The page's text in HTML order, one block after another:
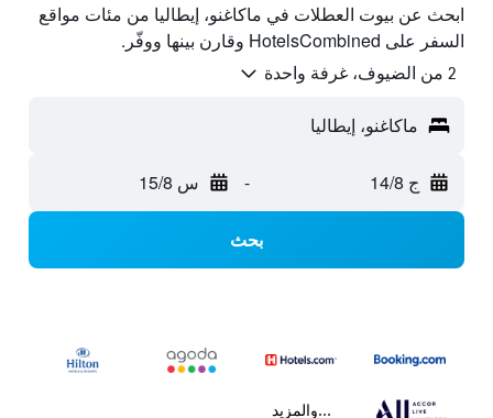
ابحث عن بيوت العطلات في ماكاغنو، إيطاليا من مئات مواقع
السفر على HotelsCombined وقارن بينها ووفّر.
2 من الضيوف، غرفة واحدة
ماكاغنو، إيطاليا
ج 14/8 - س 15/8
بحث
...والمزيد